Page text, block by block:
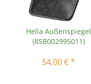
Hella Außenspiegel
(8SB002995011)
54,00 € *